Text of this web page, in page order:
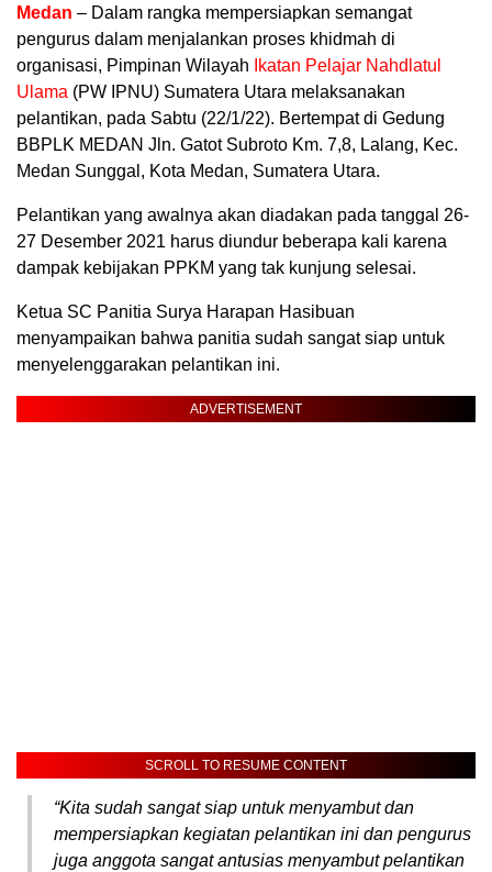
Medan – Dalam rangka mempersiapkan semangat
pengurus dalam menjalankan proses khidmah di
organisasi, Pimpinan Wilayah
Ikatan Pelajar Nahdlatul
Ulama (PW IPNU) Sumatera Utara melaksanakan
pelantikan, pada Sabtu (22/1/22). Bertempat di Gedung
BBPLK MEDAN Jln. Gatot Subroto Km. 7,8, Lalang, Kec.
Medan Sunggal, Kota Medan, Sumatera Utara.
Pelantikan yang awalnya akan diadakan pada tanggal 26-
27 Desember 2021 harus diundur beberapa kali karena
dampak kebijakan PPKM yang tak kunjung selesai.
Ketua SC Panitia Surya Harapan Hasibuan
menyampaikan bahwa panitia sudah sangat siap untuk
menyelenggarakan pelantikan ini.
ADVERTISEMENT
SCROLL TO RESUME CONTENT
“Kita sudah sangat siap untuk menyambut dan
mempersiapkan kegiatan pelantikan ini dan pengurus
juga anggota sangat antusias menyambut pelantikan